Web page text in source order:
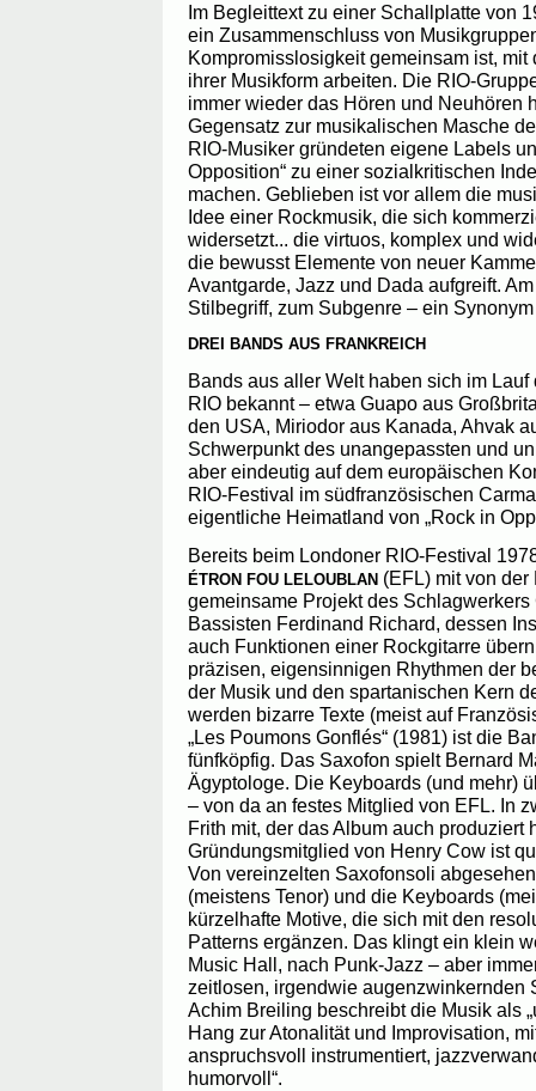
Im Begleittext zu einer Schallplatte von
ein Zusammenschluss von
Kompromisslosigkeit gemeinsam ist,
ihrer Musikform arbeiten. Die RIO-
immer wieder das Hören und Neuhören
Gegensatz zur musikalischen Masche
RIO-Musiker gründeten eigene Labels
Opposition“ zu einer sozialkritischen
machen. Geblieben ist vor allem die
Idee einer Rockmusik, die sich
widersetzt... die virtuos, komplex und
die bewusst Elemente von neuer
Avantgarde, Jazz und Dada aufgreift.
Stilbegriff, zum Subgenre – ein Synonym
DREI BANDS AUS FRANKREICH
Bands aus aller Welt haben sich im
RIO bekannt – etwa Guapo aus
den USA, Miriodor aus Kanada, Ahvak
Schwerpunkt des unangepassten und
aber eindeutig auf dem europäischen
RIO-Festival im südfranzösischen
eigentliche Heimatland von „Rock in
Bereits beim Londoner RIO-Festival
ÉTRON FOU LELOUBLAN (EFL) mit von
gemeinsame Projekt des
Bassisten Ferdinand Richard, dessen
auch Funktionen einer Rockgitarre
präzisen, eigensinnigen Rhythmen der
der Musik und den spartanischen Kern
werden bizarre Texte (meist auf
„Les Poumons Gonflés“ (1981) ist die
fünfköpfig. Das Saxofon spielt Bernard
Ägyptologe. Die Keyboards (und mehr)
– von da an festes Mitglied von EFL. In
Frith mit, der das Album auch produziert
Gründungsmitglied von Henry Cow ist
Von vereinzelten Saxofonsoli
(meistens Tenor) und die Keyboards
kürzelhafte Motive, die sich mit den
Patterns ergänzen. Das klingt ein klein
Music Hall, nach Punk-Jazz – aber
zeitlosen, irgendwie augenzwinkernden
Achim Breiling beschreibt die Musik als
Hang zur Atonalität und Improvisation,
anspruchsvoll instrumentiert,
humorvoll“.